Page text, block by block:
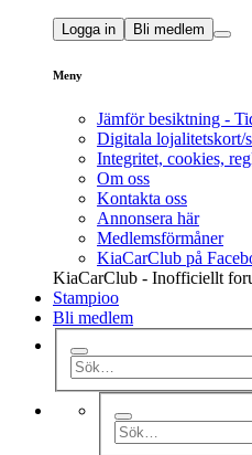
Logga in Bli medlem
Meny
Jämför besiktning -
Digitala lojalitetskort/
Integritet, cookies,
Om oss
Kontakta oss
Annonsera här
Medlemsförmåner
KiaCarClub på
KiaCarClub - Inofficiellt
Stampioo
Bli medlem